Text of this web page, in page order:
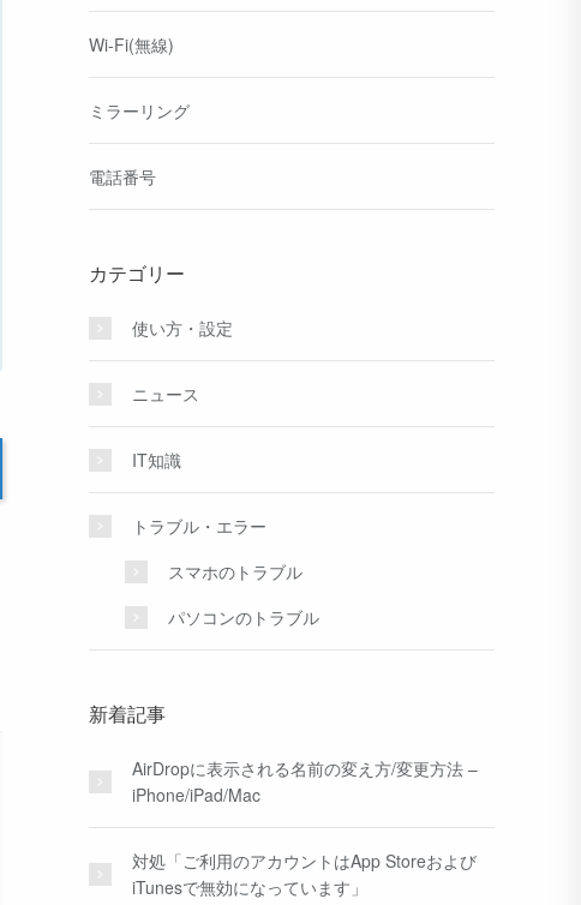
Wi-Fi(無線)
ミラーリング
電話番号
カテゴリー
使い方・設定
ニュース
IT知識
トラブル・エラー
スマホのトラブル
パソコンのトラブル
新着記事
AirDropに表示される名前の変え方/変更方法 –
iPhone/iPad/Mac
対処「ご利用のアカウントはApp Storeおよび
iTunesで無効になっています」